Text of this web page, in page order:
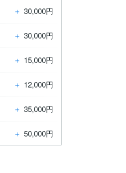
＋ 30,000円
＋ 30,000円
＋ 15,000円
＋ 12,000円
＋ 35,000円
＋ 50,000円